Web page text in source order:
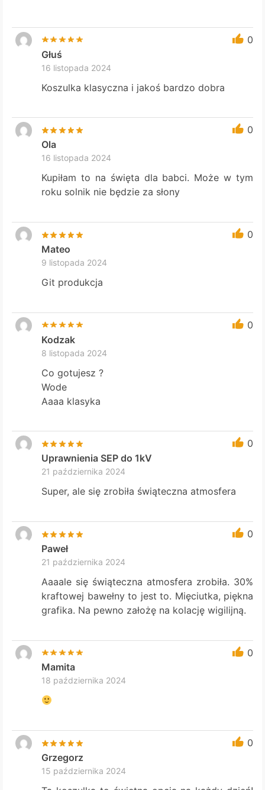
0
Głuś
16 listopada 2024
Koszulka klasyczna i jakoś bardzo dobra
0
Ola
16 listopada 2024
Kupiłam to na święta dla babci. Może w tym
roku solnik nie będzie za słony
0
Mateo
9 listopada 2024
Git produkcja
0
Kodzak
8 listopada 2024
Co gotujesz ?
Wode
Aaaa klasyka
0
Uprawnienia SEP do 1kV
21 października 2024
Super, ale się zrobiła świąteczna atmosfera
0
Paweł
21 października 2024
Aaaale się świąteczna atmosfera zrobiła. 30%
kraftowej bawełny to jest to. Mięciutka, piękna
grafika. Na pewno założę na kolację wigilijną.
0
Mamita
18 października 2024
0
Grzegorz
15 października 2024